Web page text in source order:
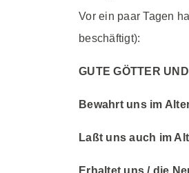
Vor ein paar Tagen
beschäftigt):
GUTE GÖTTER
Bewahrt uns im
Laßt uns auch im
Erhaltet uns / die